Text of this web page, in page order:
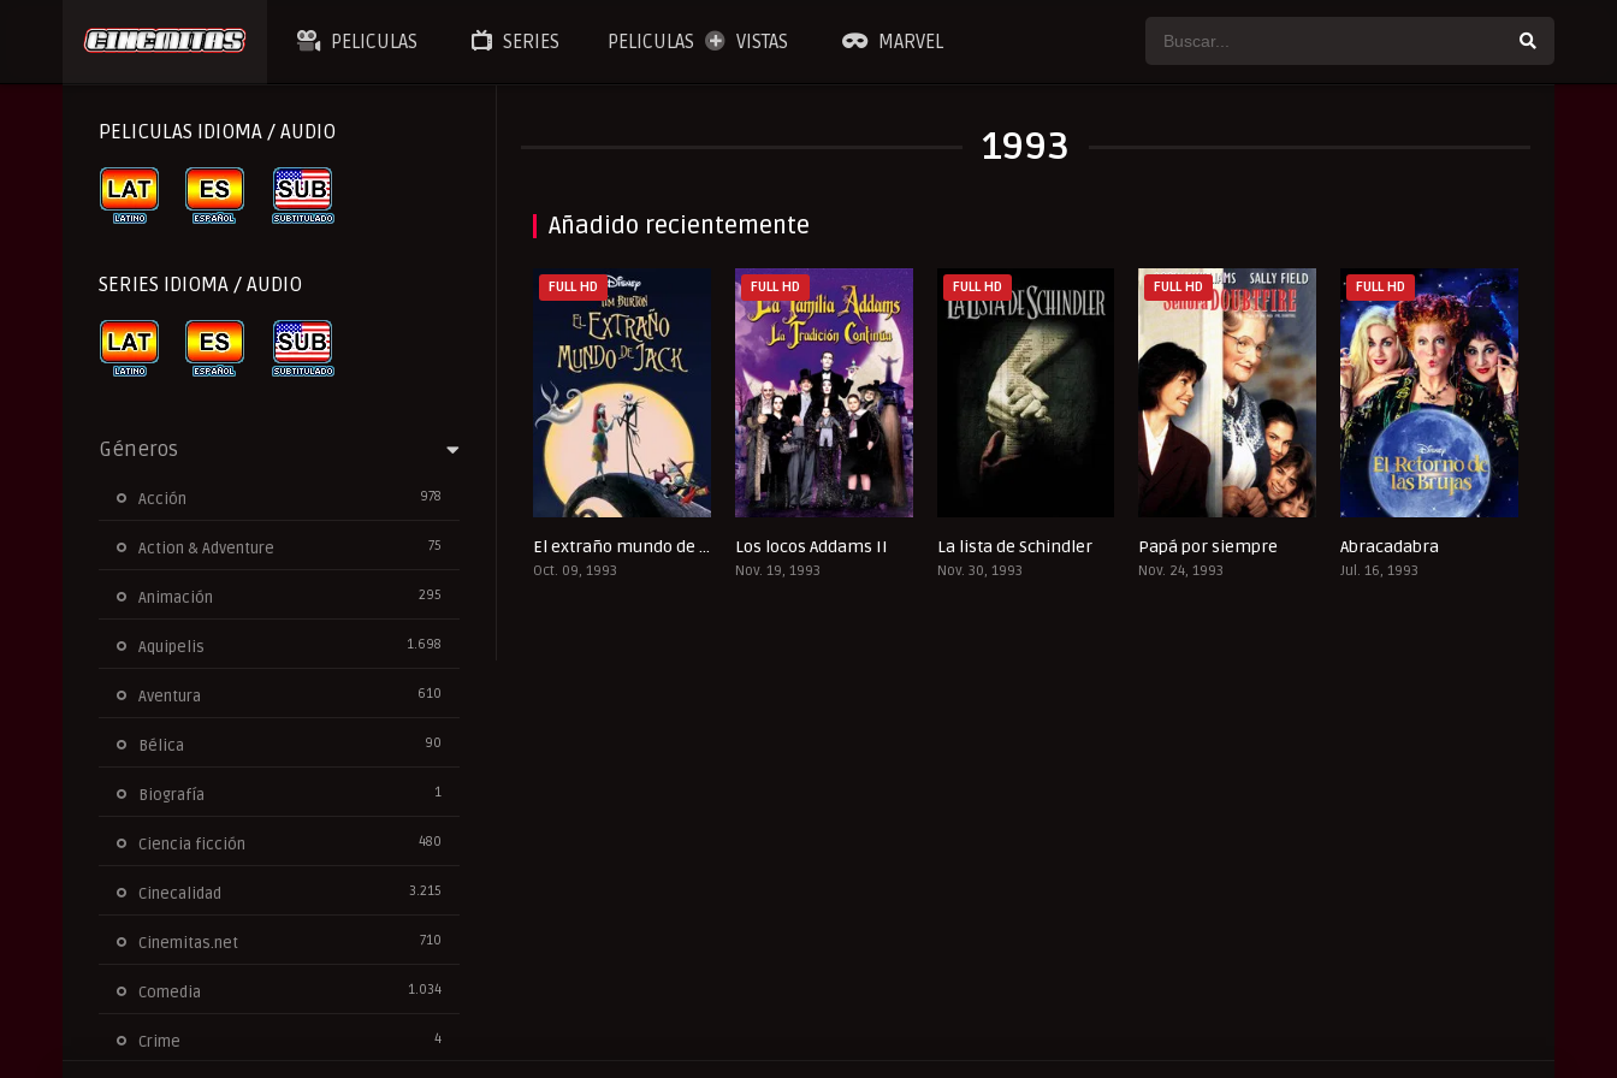
PELICULAS SERIES PELICULAS VISTAS MARVEL
1993
Añadido recientemente
7.9
FULL HD
El extraño mundo de Jack
Oct. 09, 1993
6.8
FULL HD
Los locos Addams II
Nov. 19, 1993
FULL HD
La lista de Schindler
Nov. 30, 1993
FULL HD
Papá por siempre
Nov. 24, 1993
FULL HD
Abracadabra
Jul. 16, 1993
PELICULAS IDIOMA / AUDIO
SERIES IDIOMA / AUDIO
Géneros
Acción 978
Action & Adventure 75
Animación 295
Aquipelis 1.698
Aventura 610
Bélica 90
Biografía 1
Ciencia ficción 480
Cinecalidad 3.215
Cinemitas.net 710
Comedia 1.034
Crime 4